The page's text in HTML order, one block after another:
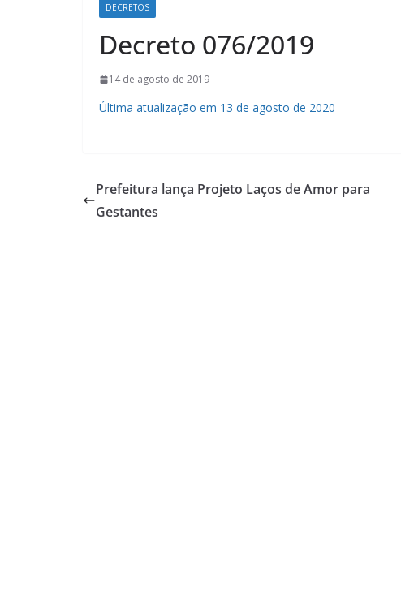
DECRETOS
Decreto 076/2019
14 de agosto de 2019
Última atualização em 13 de agosto de 2020
Prefeitura lança Projeto Laços de Amor para
Gestantes